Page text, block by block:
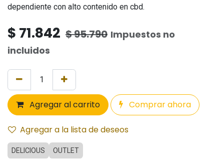
dependiente con alto contenido en cbd.
$ 71.842 $95.790 Impuestos no
incluidos
Agregar al carrito Comprar ahora
Agregar a la lista de deseos
DELICIOUS OUTLET